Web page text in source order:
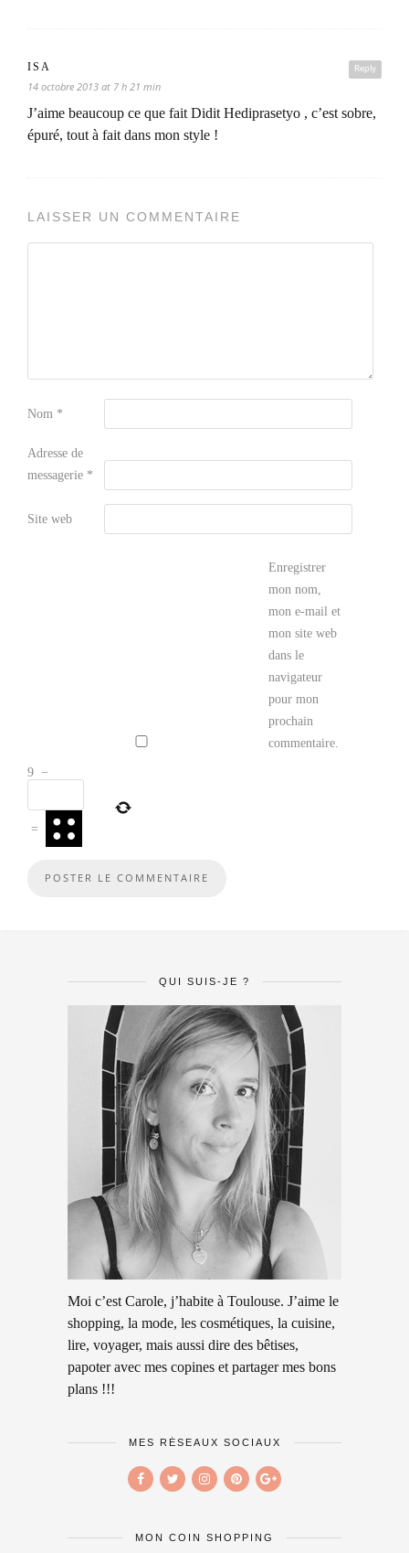
Reply
ISA
14 octobre 2013 at 7 h 21 min
J’aime beaucoup ce que fait Didit Hediprasetyo , c’est sobre,
épuré, tout à fait dans mon style !
LAISSER UN COMMENTAIRE
Nom *
Adresse de
messagerie *
Site web
Enregistrer
mon nom,
mon e-mail et
mon site web
dans le
navigateur
pour mon
prochain
commentaire.
9 −
=
QUI SUIS-JE ?
Moi c’est Carole, j’habite à Toulouse. J’aime le
shopping, la mode, les cosmétiques, la cuisine,
lire, voyager, mais aussi dire des bêtises,
papoter avec mes copines et partager mes bons
plans !!!
MES RÉSEAUX SOCIAUX
MON COIN SHOPPING